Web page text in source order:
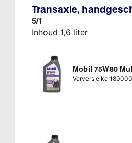
Transaxle,
5/1
Inhoud 1,6 liter
Mobil 75W80
Ververs elke